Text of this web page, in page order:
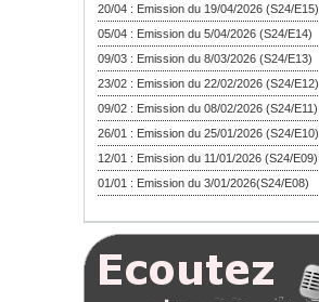
20/04 : Emission du 19/04/2026 (S24/E15)
05/04 : Emission du 5/04/2026 (S24/E14)
09/03 : Emission du 8/03/2026 (S24/E13)
23/02 : Emission du 22/02/2026 (S24/E12)
09/02 : Emission du 08/02/2026 (S24/E11)
26/01 : Emission du 25/01/2026 (S24/E10)
12/01 : Emission du 11/01/2026 (S24/E09)
01/01 : Emission du 3/01/2026(S24/E08)